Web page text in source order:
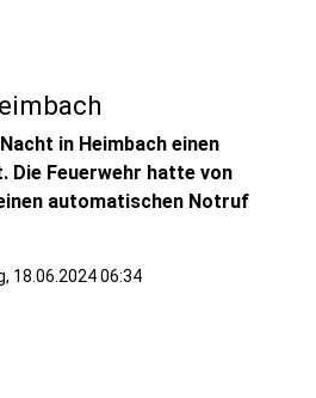
in Heimbach einen
Die Feuerwehr hatte von
automatischen Notruf
18.06.2024 06:34